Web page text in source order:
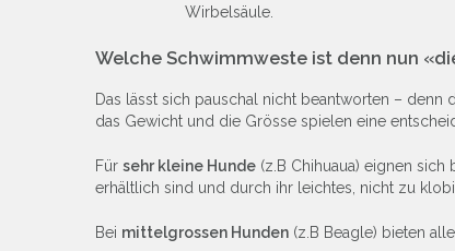
Wirbelsäule.
Welche Schwimmweste ist denn nun
Das lässt sich pauschal nicht beantworten –
das Gewicht und die Grösse spielen eine
Für sehr kleine Hunde (z.B Chihuaua) eignen
erhältlich sind und durch ihr leichtes, nicht zu
Bei mittelgrossen Hunden (z.B Beagle) bieten